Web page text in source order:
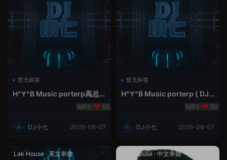
暂无标签
H^Y^B Music porterp高总
聆听 全英文Vina Lak House50
DJ小七 2026-06-07
暂无标签
H^Y^B Music porterp { DJ
小七&高总夜空中的风铃}
50
DJ小七 2026-06-07
Lak House ·英文串烧 Lak House· 中文串烧